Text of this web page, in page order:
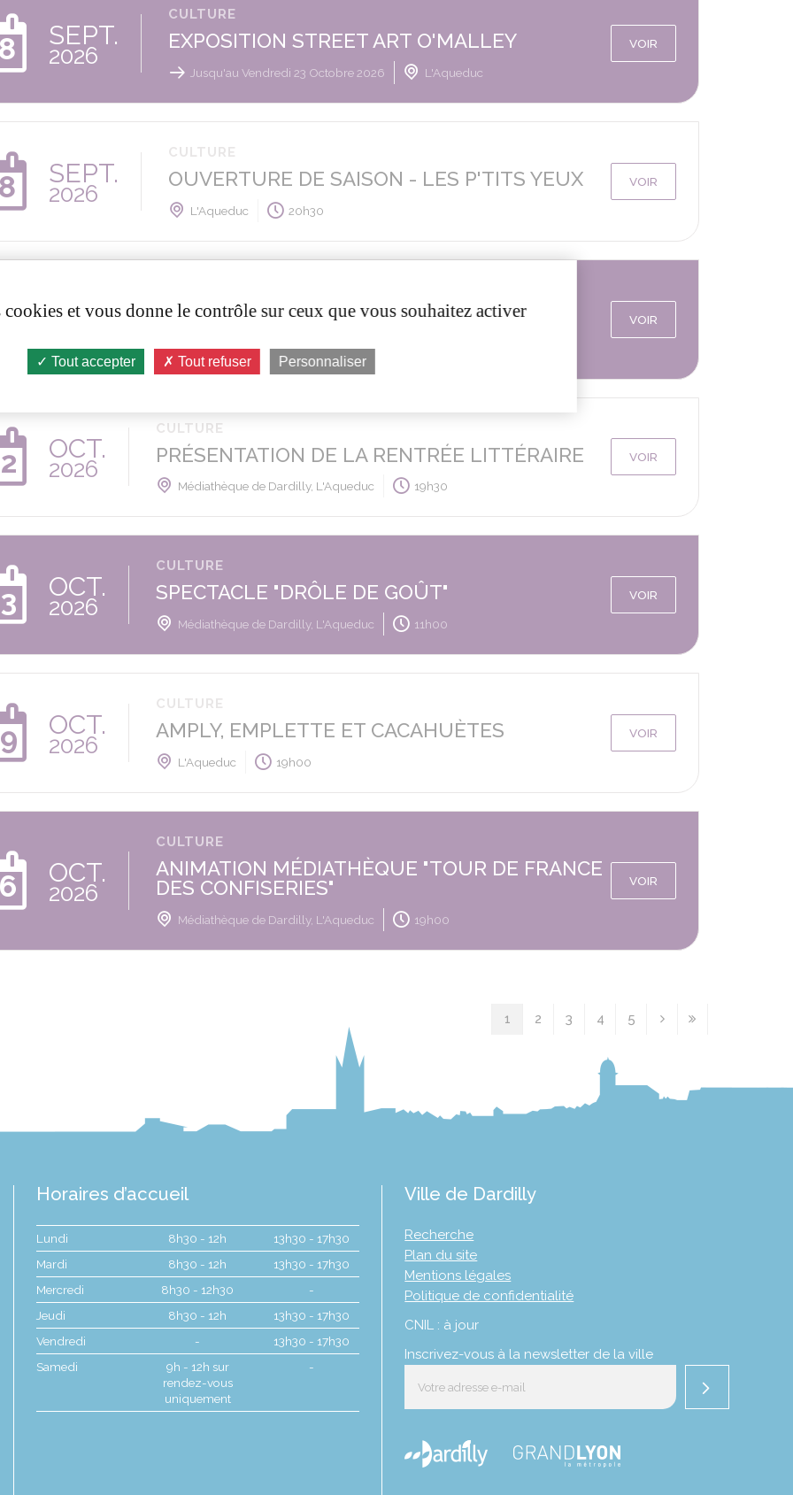
SEPT.
2026
CULTURE
EXPOSITION STREET ART O'MALLEY
Jusqu'au Vendredi 23 Octobre 2026 L'Aqueduc
VOIR
SEPT.
2026
CULTURE
OUVERTURE DE SAISON - LES P'TITS YEUX
L'Aqueduc 20h30
VOIR
OCT. SPECTACLE "LOVE"
L'Aqueduc 20h30
VOIR
OCT.
2026
CULTURE
PRÉSENTATION DE LA RENTRÉE LITTÉRAIRE
Médiathèque de Dardilly, L'Aqueduc 19h30
VOIR
OCT.
2026
CULTURE
SPECTACLE "DRÔLE DE GOÛT"
Médiathèque de Dardilly, L'Aqueduc 11h00
VOIR
OCT.
2026
CULTURE
AMPLY, EMPLETTE ET CACAHUÈTES
L'Aqueduc 19h00
VOIR
OCT.
2026
CULTURE
ANIMATION MÉDIATHÈQUE "TOUR DE FRANCE
DES CONFISERIES"
Médiathèque de Dardilly, L'Aqueduc 19h00
VOIR
1 2 3 4 5
Horaires d’accueil
Lundi 8h30 - 12h
13h30 - 17h30
Mardi
8h30 - 12h
13h30 - 17h30
Mercredi
8h30 - 12h30
-
Jeudi
8h30 - 12h
13h30 - 17h30
Vendredi
-
13h30 - 17h30
Samedi
9h - 12h sur
rendez-vous
uniquement
-
Ville de Dardilly
Recherche
Plan du site
Mentions légales
Politique de confidentialité
CNIL : à jour
Inscrivez-vous à la newsletter de la ville
et vous donne le contrôle sur ceux que vous souhaitez activer
Tout accepter Tout refuser Personnaliser